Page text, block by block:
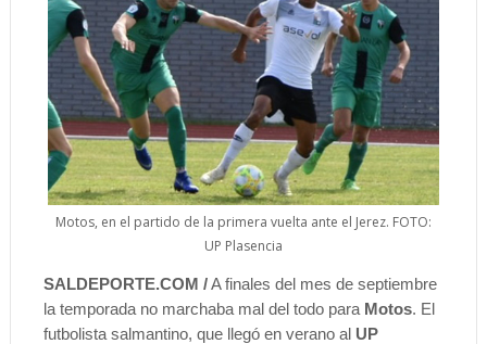
Motos, en el partido de la primera vuelta ante el Jerez. FOTO:
UP Plasencia
SALDEPORTE.COM /A finales del mes de septiembre
la temporada no marchaba mal del todo paraMotos. El
futbolista salmantino, que llegó en verano alUP